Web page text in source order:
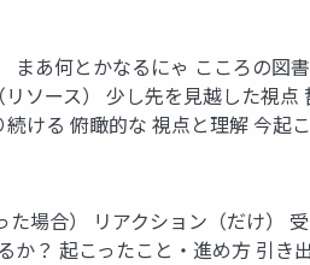
あ何とかなるにゃ こころの図
ソース） 少し先を見越した視
ける 俯瞰的な 視点と理解 今起
場合） リアクション（だけ）
？ 起こったこと・進め方 引